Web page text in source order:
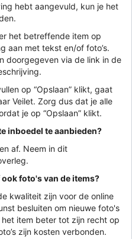
hebt aangevuld, kun je het
het betreffende item op
aan met tekst en/of foto’s.
doorgegeven via de link in de
op “Opslaan” klikt, gaat
Veilet. Zorg dus dat je alle
je op “Opslaan” klikt.
inboedel te aanbieden?
af. Neem in dit
foto's van de items?
kwaliteit zijn voor de online
besluiten om nieuwe foto's
item beter tot zijn recht op
zijn kosten verbonden.